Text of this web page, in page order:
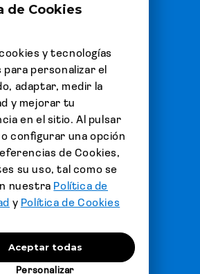
emisor
emisión de Fianzas
ofrecidos
protegidos
de Cookies
y tecnologías
para personalizar el
adaptar, medir la
y mejorar tu
en el sitio. Al pulsar
configurar una opción
de Cookies,
su uso, tal como se
nuestra Política de
y Política de Cookies
Aceptar todas
Personalizar
415, San Isidro, Piso 3, Lima